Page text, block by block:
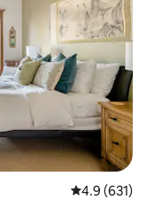
औसत रेटिंग 5 में
4.9 (631)